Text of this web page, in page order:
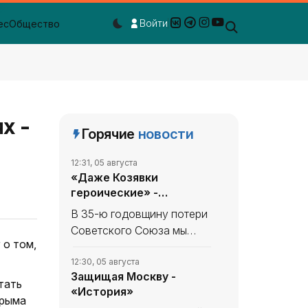
Общество
Dark mode toggle
Войти
-
о том,
Горячие новости
12:31, 05 августа
«Даже Козявки
героические» -
«История»
В 35-ю годовщину потери
Советского Союза мы
что уникального и
полезного сделано в
СССР. В минувшем
12:30, 05 августа
Защищая Москву -
«История»